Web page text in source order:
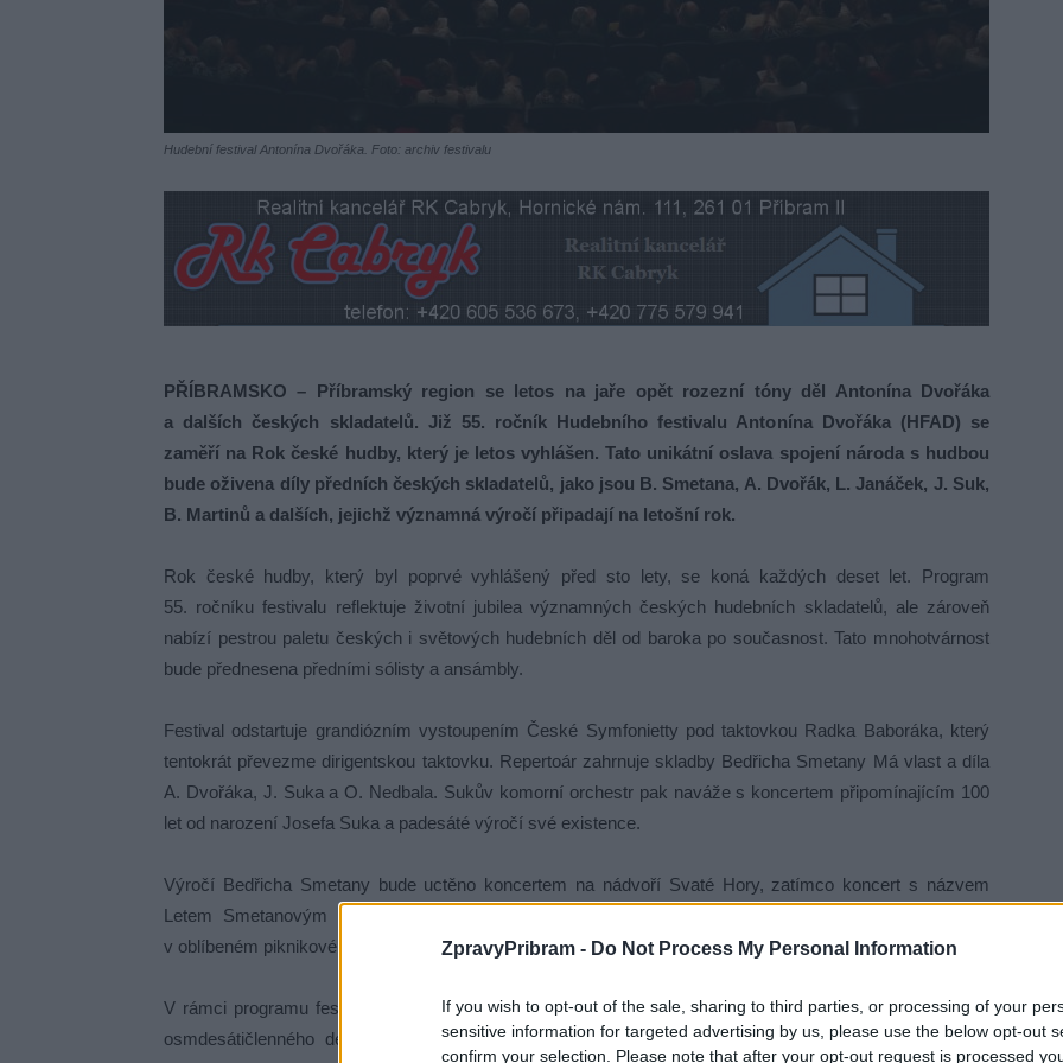
ZpravyPribram - Do Not Process My Personal Information
If you wish to opt-out of the sale, sharing to third parties, or processing of your
sensitive information for targeted advertising by us, please use the below opt-out
confirm your selection. Please note that after your opt-out request is processed
Hudební festival Antonína Dvořáka. Foto: archiv festivalu
PŘÍBRAMSKO – Příbramský region se letos na jaře opět rozezní tóny děl Antonína Dvořáka
a dalších českých skladatelů. Již 55. ročník Hudebního festivalu Antonína Dvořáka (HFAD) se
zaměří na Rok české hudby, který je letos vyhlášen. Tato unikátní oslava spojení národa s hudbou
bude oživena díly předních českých skladatelů, jako jsou B. Smetana, A. Dvořák, L. Janáček, J. Suk,
B. Martinů a dalších, jejichž významná výročí připadají na letošní rok.
Rok české hudby, který byl poprvé vyhlášený před sto lety, se koná každých deset let. Program
55. ročníku festivalu reflektuje životní jubilea významných českých hudebních skladatelů, ale zároveň
nabízí pestrou paletu českých i světových hudebních děl od baroka po současnost. Tato mnohotvárnost
bude přednesena předními sólisty a ansámbly.
Festival odstartuje grandiózním vystoupením České Symfonietty pod taktovkou Radka Baboráka, který
tentokrát převezme dirigentskou taktovku. Repertoár zahrnuje skladby Bedřicha Smetany Má vlast a díla
A. Dvořáka, J. Suka a O. Nedbala. Sukův komorní orchestr pak naváže s koncertem připomínajícím 100
let od narození Josefa Suka a padesáté výročí své existence.
Výročí Bedřicha Smetany bude uctěno koncertem na nádvoří Svaté Hory, zatímco koncert s názvem
Letem Smetanovým světem představí Symfonický orchestr Pražské konzervatoře spolu se sólisty
v oblíbeném piknikovém stylu.
V rámci programu festivalu se mohou návštěvníci těšit na výjimečná jména sólistů a ansámblů, včetně
osmdesátičlenného dechového orchestru z Holandska, filharmonického sboru z Drážďan, klavírního